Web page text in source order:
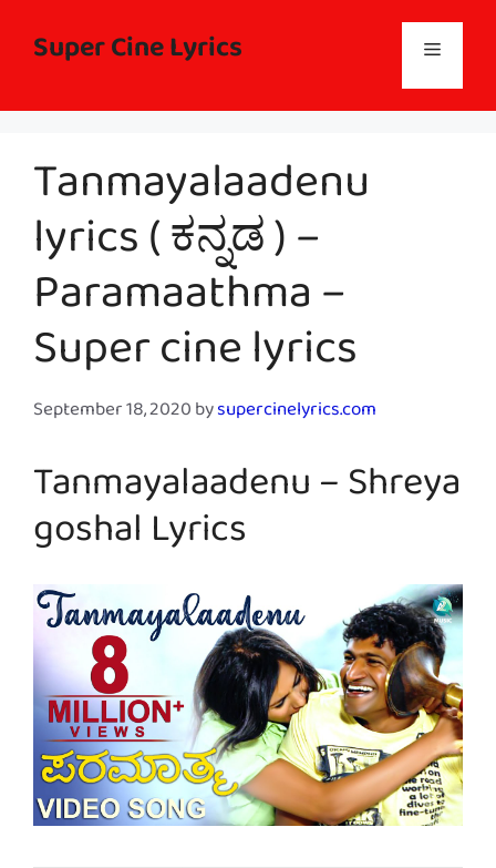
contentSuper Cine Lyrics Menu
Tanmayalaadenu
lyrics ( ಕನ್ನಡ ) –
Paramaathma –
Super cine lyrics
September 18, 2020bysupercinelyrics.com
Tanmayalaadenu – Shreya
goshal Lyrics